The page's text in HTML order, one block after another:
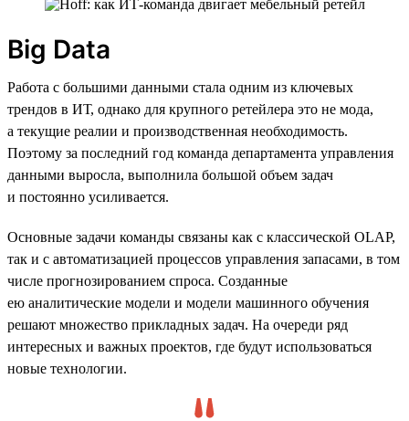
Big Data
Работа с большими данными стала одним из ключевых
трендов в ИТ, однако для крупного ретейлера это не мода,
а текущие реалии и производственная необходимость.
Поэтому за последний год команда департамента управления
данными выросла, выполнила большой объем задач
и постоянно усиливается.
Основные задачи команды связаны как с классической OLAP,
так и с автоматизацией процессов управления запасами, в том
числе прогнозированием спроса. Созданные
ею аналитические модели и модели машинного обучения
решают множество прикладных задач. На очереди ряд
интересных и важных проектов, где будут использоваться
новые технологии.